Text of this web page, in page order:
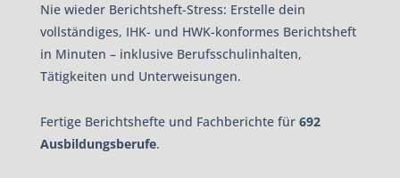
Nie wieder Berichtsheft-Stress: Erstelle dein
vollständiges, IHK- und HWK-konformes Berichtsheft
in Minuten – inklusive Berufsschulinhalten,
Tätigkeiten und Unterweisungen.
Fertige Berichtshefte und Fachberichte für 692
Ausbildungsberufe.